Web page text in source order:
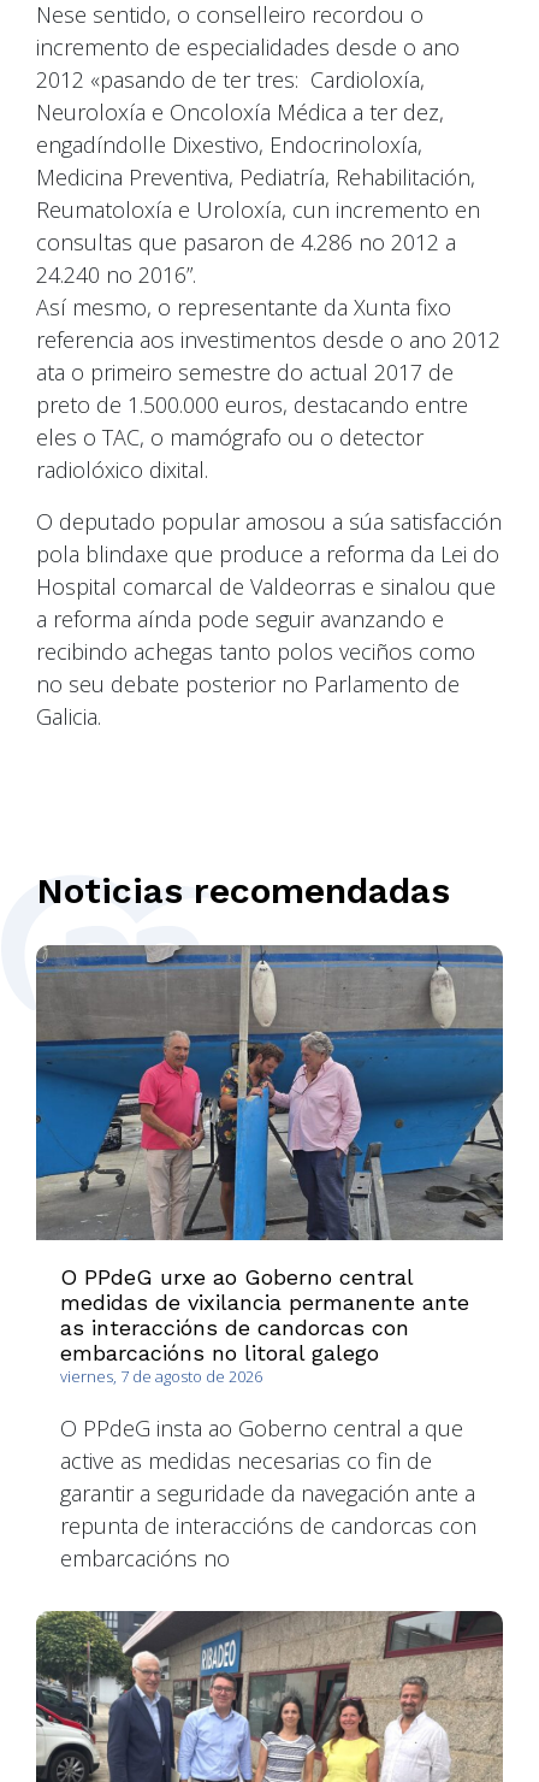
Nese sentido, o conselleiro recordou o
incremento de especialidades desde o ano
2012 «pasando de ter tres: Cardioloxía,
Neuroloxía e Oncoloxía Médica a ter dez,
engadíndolle Dixestivo, Endocrinoloxía,
Medicina Preventiva, Pediatría, Rehabilitación,
Reumatoloxía e Uroloxía, cun incremento en
consultas que pasaron de 4.286 no 2012 a
24.240 no 2016”.
Así mesmo, o representante da Xunta fixo
referencia aos investimentos desde o ano 2012
ata o primeiro semestre do actual 2017 de
preto de 1.500.000 euros, destacando entre
eles o TAC, o mamógrafo ou o detector
radiolóxico dixital.
O deputado popular amosou a súa satisfacción
pola blindaxe que produce a reforma da Lei do
Hospital comarcal de Valdeorras e sinalou que
a reforma aínda pode seguir avanzando e
recibindo achegas tanto polos veciños como
no seu debate posterior no Parlamento de
Galicia.
Noticias recomendadas
O PPdeG urxe ao Goberno central
medidas de vixilancia permanente ante
as interaccións de candorcas con
embarcacións no litoral galego
viernes, 7 de agosto de 2026
O PPdeG insta ao Goberno central a que
active as medidas necesarias co fin de
garantir a seguridade da navegación ante a
repunta de interaccións de candorcas con
embarcacións no